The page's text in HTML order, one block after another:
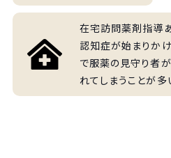
在宅訪問薬剤指導あ
認知症が始まりか
で服薬の見守り者
れてしまうことが多